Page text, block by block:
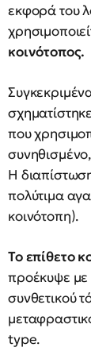
εκφορά του
κοινότοπος.
που
Η
πολύτιμα
κοινότοπη).
Το επίθετο
προέκυψε με
συνθετικού
type.